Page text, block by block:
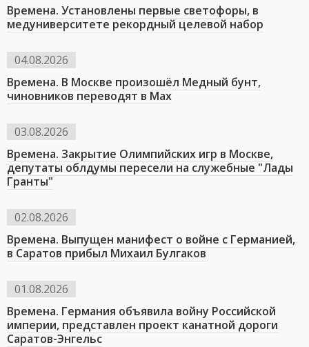
Времена. Установлены первые светофоры, в
медуниверситете рекордный целевой набор
04.08.2026
Времена. В Москве произошёл Медный бунт,
чиновников переводят в Мах
03.08.2026
Времена. Закрытие Олимпийских игр в Москве,
депутаты облдумы пересели на служебные "Лады
Гранты"
02.08.2026
Времена. Выпущен манифест о войне с Германией,
в Саратов прибыл Михаил Булгаков
01.08.2026
Времена. Германия объявила войну Российской
империи, представлен проект канатной дороги
Саратов-Энгельс